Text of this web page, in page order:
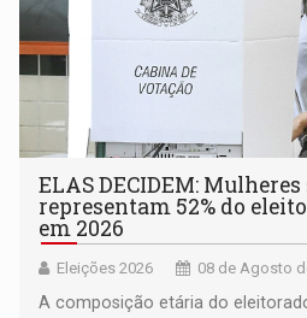
ELAS DECIDEM:
representam 52% do
em 2026
Eleições 2026 08 de Agosto
A composição etária do